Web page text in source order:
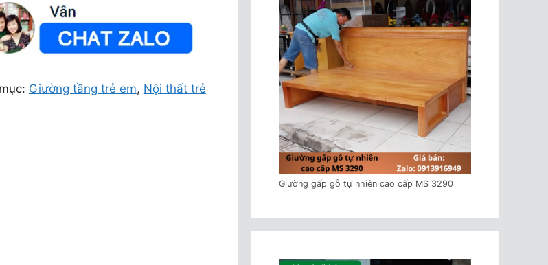
Giường tầng trẻ em, Nội thất trẻ
Giường gấp gỗ tự nhiên cao cấp MS 3290